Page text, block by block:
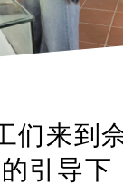
们来到
引导